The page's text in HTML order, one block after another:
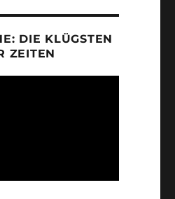
DIE KLÜGSTEN
ZEITEN